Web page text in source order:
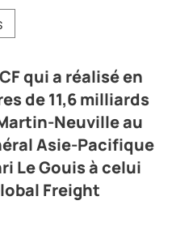
général Global
Neuville Directeur
Orient chez Geodis.
qui a réalisé en
de 11,6 milliards
Neuville au
Asie-Pacifique
Le Gouis à celui
Freight